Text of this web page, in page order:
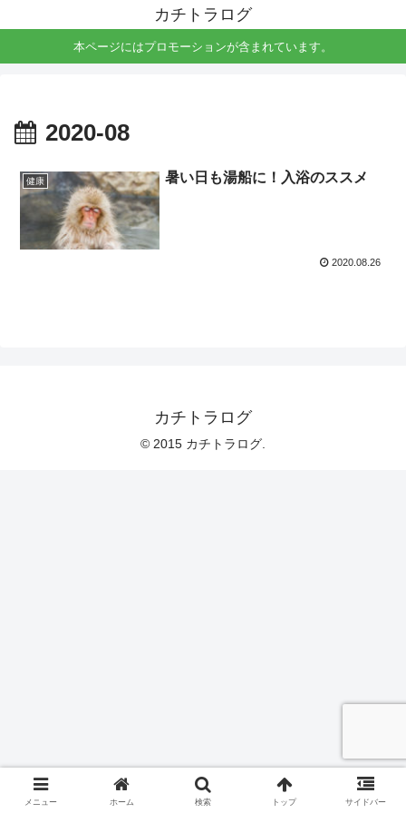
カチトラログ
本ページにはプロモーションが含まれています。
2020-08
健康 暑い日も湯船に！入浴のススメ
2020.08.26
カチトラログ
© 2015 カチトラログ.
メニュー ホーム 検索 トップ サイドバー